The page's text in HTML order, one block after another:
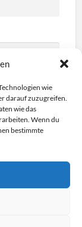
wie
darauf zuzugreifen.
wie das
Wenn du
bestimmte